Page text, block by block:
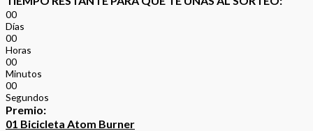
00
Días
00
Horas
00
Minutos
00
Segundos
Premio:
01 Bicicleta Atom Burner